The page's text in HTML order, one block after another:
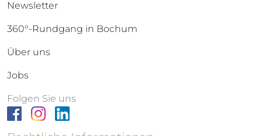
Newsletter
360°-Rundgang in Bochum
Über uns
Jobs
Folgen Sie uns